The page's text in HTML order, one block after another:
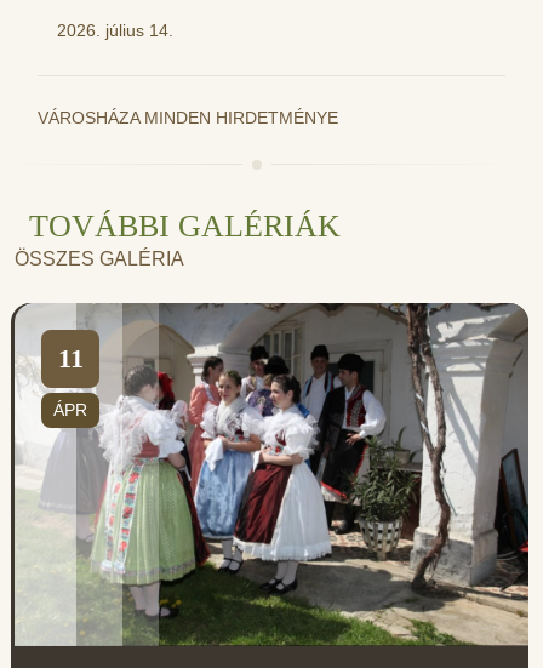
2026. július 14.
VÁROSHÁZA MINDEN HIRDETMÉNYE
TOVÁBBI GALÉRIÁK
ÖSSZES GALÉRIA
11
ÁPR